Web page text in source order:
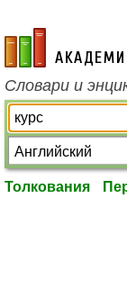
academic.ru
Словари и
Толкования